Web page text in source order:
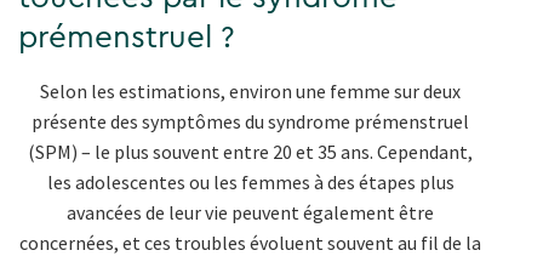
prémenstruel ?
Selon les estimations, environ une femme sur deux
présente des symptômes du syndrome prémenstruel
(SPM) – le plus souvent entre 20 et 35 ans. Cependant,
les adolescentes ou les femmes à des étapes plus
avancées de leur vie peuvent également être
concernées, et ces troubles évoluent souvent au fil de la